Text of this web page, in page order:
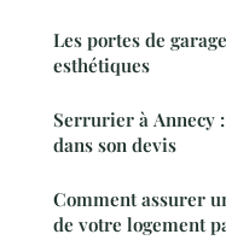
Les portes de
esthétiques
Serrurier à Annecy
dans son devis
Comment assurer
de votre logement